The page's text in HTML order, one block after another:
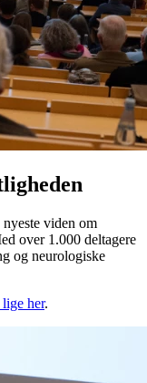
nyeste viden om
over 1.000 deltagere
og neurologiske
her.